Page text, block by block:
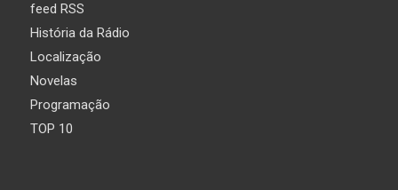
feed RSS
História da Rádio
Localização
Novelas
Programação
TOP 10